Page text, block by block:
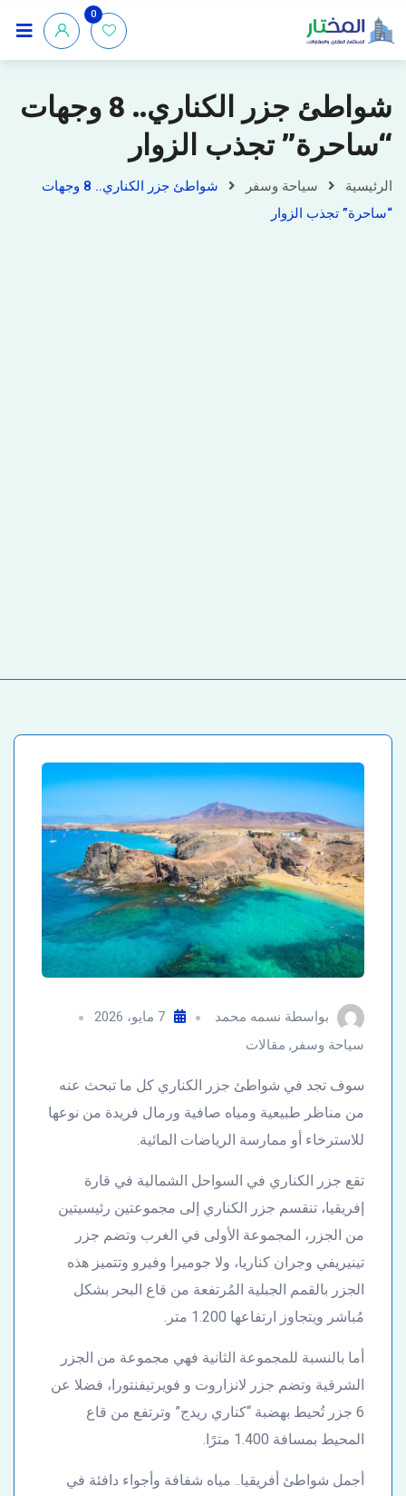
0
شواطئ جزر الكناري.. 8 وجهات
“ساحرة” تجذب الزوار
الرئيسية سياحة وسفر
شواطئ جزر الكناري.. 8 وجهات
“ساحرة” تجذب الزوار
بواسطة نسمه محمد
7 مايو، 2026
سياحة وسفر , مقالات
سوف تجد في شواطئ جزر الكناري كل ما تبحث عنه
من مناظر طبيعية ومياه صافية ورمال فريدة من نوعها
للاسترخاء أو ممارسة الرياضات المائية.
تقع جزر الكناري في السواحل الشمالية في قارة
إفريقيا، تنقسم جزر الكناري إلى مجموعتين رئيسيتين
من الجزر، المجموعة الأولى في الغرب وتضم جزر
تينيريفي وجران كناريا، ولا جوميرا وفيرو وتتميز هذه
الجزر بالقمم الجبلية المُرتفعة من قاع البحر بشكل
مُباشر ويتجاوز ارتفاعها 1.200 متر.
أما بالنسبة للمجموعة الثانية فهي مجموعة من الجزر
الشرقية وتضم جزر لانزاروت و فويرتيفنتورا، فضلا عن
6 جزر تُحيط بهضبة “كناري ريدج” وترتفع من قاع
المحيط بمسافة 1.400 مترًا.
أجمل شواطئ أفريقيا.. مياه شفافة وأجواء دافئة في